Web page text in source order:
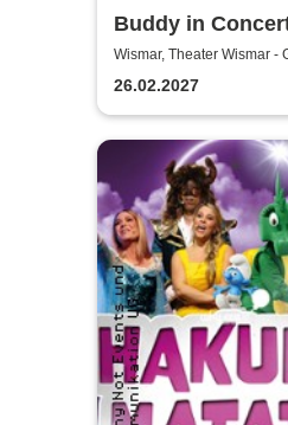
Buddy in
Wismar, Theater Wismar -
26.02.2027